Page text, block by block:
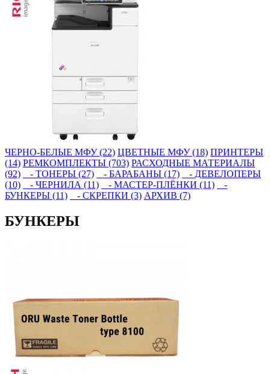
ЧЕРНО-БЕЛЫЕ МФУ (22) ЦВЕТНЫЕ МФУ (18) ПРИНТЕРЫ
(14) РЕМКОМПЛЕКТЫ (703) РАСХОДНЫЕ МАТЕРИАЛЫ
(92)
- ТОНЕРЫ (27) - БАРАБАНЫ (17)
- ДЕВЕЛОПЕРЫ
(10)
- ЧЕРНИЛА (11) - МАСТЕР-ПЛЁНКИ (11)
-
БУНКЕРЫ (11)
- СКРЕПКИ (3) АРХИВ (7)
БУНКЕРЫ